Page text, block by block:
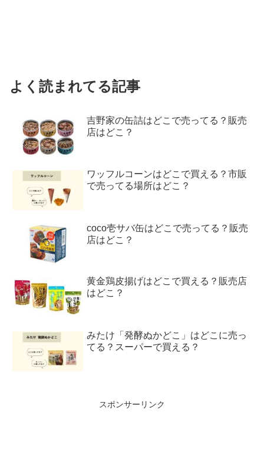
よく読まれてる記事
吉野家の缶詰はどこで売ってる？販売
店はどこ？
ワッフルコーンはどこで買える？市販
で売ってる場所はどこ？
coco壱サバ缶はどこで売ってる？販売
店はどこ？
黄金鶏皮揚げはどこで買える？販売店
はどこ？
みたけ「発酵ぬかどこ」はどこに売っ
てる？スーパーで買える？
スポンサーリンク